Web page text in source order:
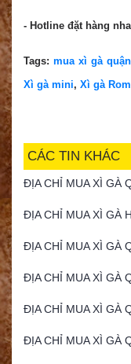
- Hotline đặt hàng
Tags: mua xì gà
Xì gà mini, Xì gà
CÁC TIN KHÁC
ĐỊA CHỈ MUA XÌ GÀ
ĐỊA CHỈ MUA XÌ GÀ
ĐỊA CHỈ MUA XÌ GÀ
ĐỊA CHỈ MUA XÌ GÀ
ĐỊA CHỈ MUA XÌ GÀ
ĐỊA CHỈ MUA XÌ GÀ